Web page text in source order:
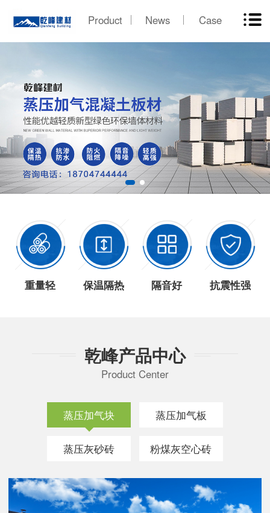
Product News Case
重量轻 保温隔热 隔音好 抗震性强
乾峰产品中心
Product Center
蒸压加气块 蒸压加气板
蒸压灰砂砖 粉煤灰空心砖